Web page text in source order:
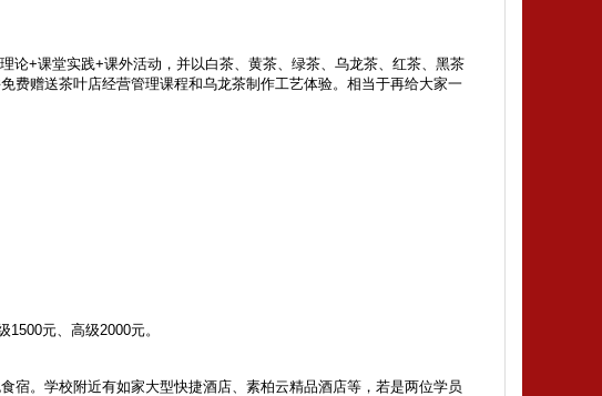
论+课堂实践+课外活动，并以白茶、黄茶、绿茶、乌龙茶、红茶、黑茶
费赠送茶叶店经营管理课程和乌龙茶制作工艺体验。相当于再给大家一
元、高级2000元。
宿。学校附近有如家大型快捷酒店、素柏云精品酒店等，若是两位学员